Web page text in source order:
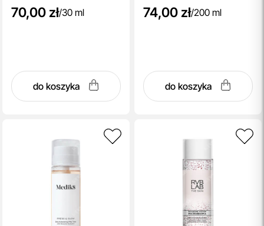
70,00 zł/30 ml
do koszyka
74,00 zł/200 ml
do koszyka